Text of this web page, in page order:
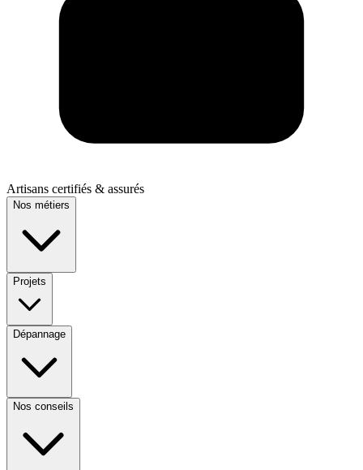
Artisans certifiés & assurés
Nos métiers
Projets
Dépannage
Nos conseils